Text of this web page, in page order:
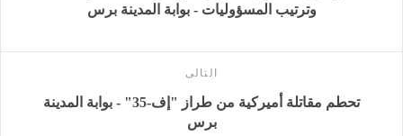
وترتيب المسؤوليات - بوابة المدينة برس
التالى
تحطم مقاتلة أميركية من طراز "إف-35" - بوابة المدينة
برس